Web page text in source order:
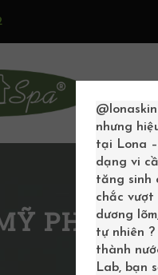
PHẨM
nhưng
tại Lona
dạng vi
tăng sinh
chắc
dương
tự nhiên
thành
Lab, bạn